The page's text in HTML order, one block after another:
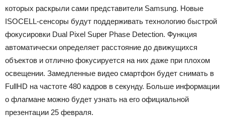
которых раскрыли сами представители Samsung. Новые
ISOCELL-сенсоры будут поддерживать технологию быстрой
фокусировки Dual Pixel Super Phase Detection. Функция
автоматически определяет расстояние до движущихся
объектов и отлично фокусируется на них даже при плохом
освещении. Замедленные видео смартфон будет снимать в
FullHD на частоте 480 кадров в секунду. Больше информации
о флагмане можно будет узнать на его официальной
презентации 25 февраля.